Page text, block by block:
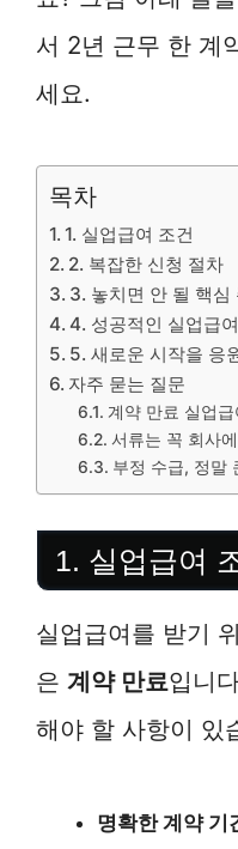
서 2년 근무 한 계
세요.
목차
1. 실업급여 조건
2. 복잡한 신청 절차
3. 놓치면 안 될 핵심
4. 성공적인 실업급
5. 새로운 시작을 응
자주 묻는 질문
계약 만료 실업
서류는 꼭 회사
부정 수급, 정말
1. 실업급여
실업급여를 받기
은 계약 만료입니
해야 할 사항이 있
명확한 계약 기